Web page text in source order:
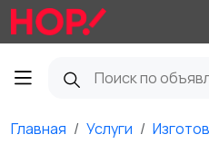
Главная Услуги